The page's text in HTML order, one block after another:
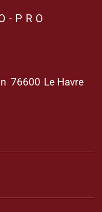
PRO
76600 Le Havre